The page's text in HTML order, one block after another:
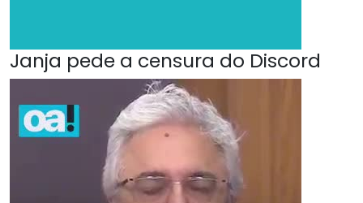
Janja pede a censura do Discord